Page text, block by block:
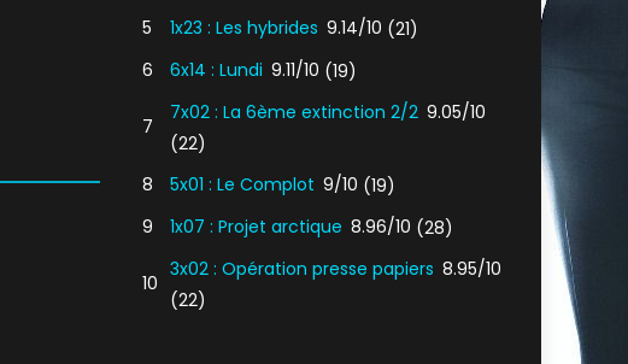
5
1x23 : Les hybrides 9.14/10 (21)
6
6x14 : Lundi 9.11/10 (19)
7
7x02 : La 6ème extinction 2/2 9.05/10
(22)
8
5x01 : Le Complot 9/10 (19)
9
1x07 : Projet arctique 8.96/10 (28)
10
3x02 : Opération presse papiers 8.95/10
(22)